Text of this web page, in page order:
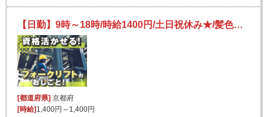
【日勤】9時～18時/時給1400円/土日祝休み★/髪色髪型自由♪/フォークリフト/頭髪化粧品等の収納・ピッキング
[都道府県] 京都府
[時給] 1,400円～1,400円